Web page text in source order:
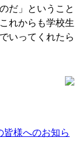
だ」ということ
れからも学校生
いってくれたら